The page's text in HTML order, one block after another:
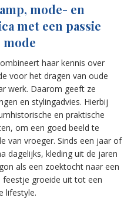
mode- en
met een passie
mode
haar kennis over
voor het dragen van oude
werk. Daarom geeft ze
en stylingadvies. Hierbij
en praktische
om een goed beeld te
van vroeger. Sinds een jaar of
dagelijks, kleding uit de jaren
als een zoektocht naar een
groeide uit tot een
lifestyle.